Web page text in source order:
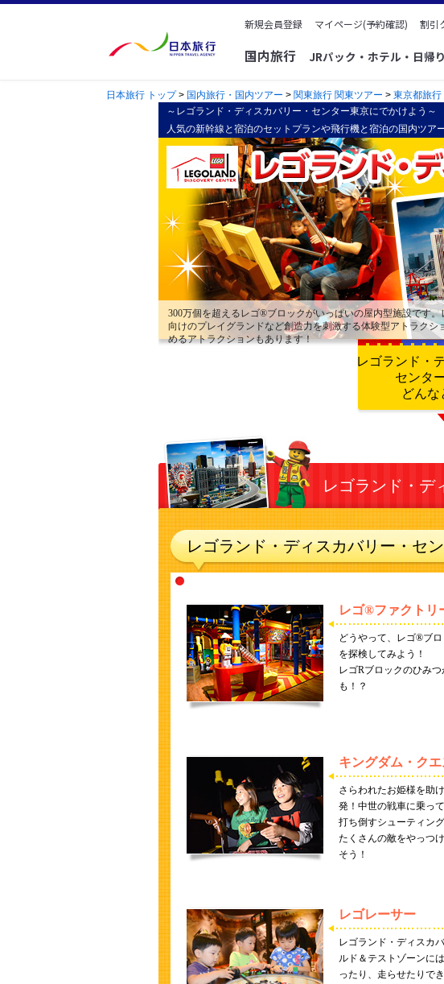
新規会員登録 マイページ(予約確認) 割引
国内旅行 JRパック・ホテル・日帰
日本旅行 トップ> 国内旅行・国内ツアー > 関東旅行 関東ツアー > 東京都旅行
～レゴランド・ディスカバリー・センター東京にでかけよう～
人気の新幹線と宿泊のセットプランや飛行機と宿泊の国内ツア
300万個を超えるレゴ®ブロックがいっぱいの屋内型施設です
向けのプレイグランドなど創造力を刺激する体験型アトラク
めるアトラクションもあります！
レゴランド・
センタ
どんな
レゴランド・デ
レゴランド・ディスカバリー・セ
レゴ®ファクトリ
どうやって、レゴ®ブ
を探検してみよう！
レゴRブロックのひみ
も！？
キングダム・クエ
さらわれたお姫様を助
発！中世の戦車に乗っ
打ち倒すシューティング
たくさんの敵をやっつ
そう！
レゴレーサー
レゴランド・ディスカ
ルド＆テストゾーンに
ったり、走らせたりで